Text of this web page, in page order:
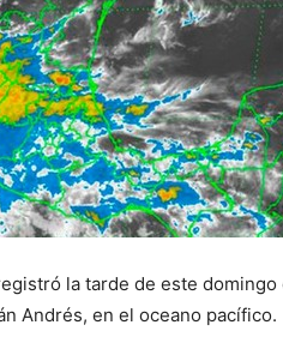
la tarde de este
Andrés, en el oceano pacífico.